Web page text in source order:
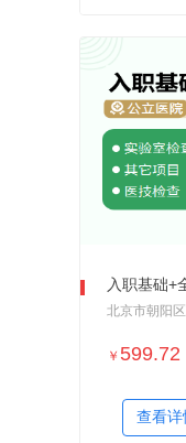
入职基础+全
北京市朝阳
￥ 599.72
查看详